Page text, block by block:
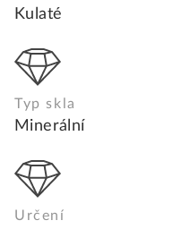
Kulaté
Typ skla
Minerální
Určení